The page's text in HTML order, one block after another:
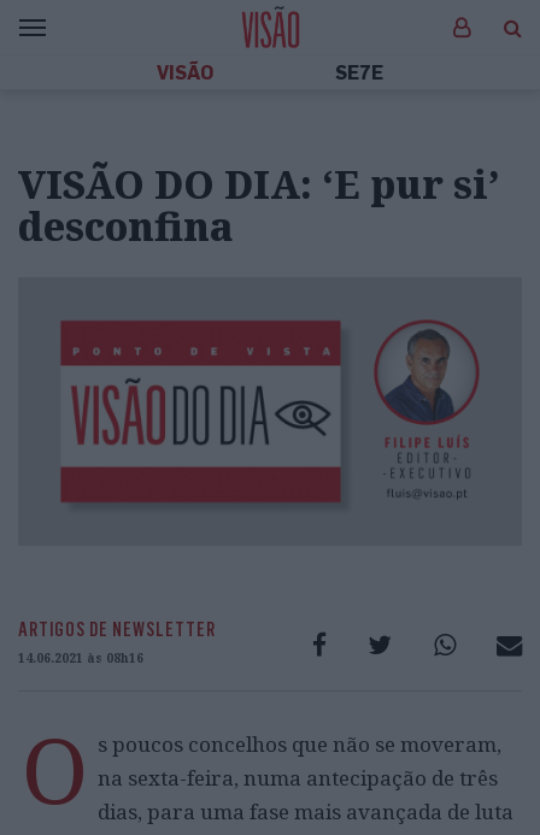
VISÃO SE7E
VISÃO DO DIA: ‘E pur si’
desconfina
ARTIGOS DE NEWSLETTER
14.06.2021 às 08h16
O s poucos concelhos que não se moveram,
na sexta-feira, numa antecipação de três
dias, para uma fase mais avançada de luta